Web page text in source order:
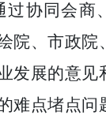
过协同会商
院、市政院
发展的意见
难点堵点问